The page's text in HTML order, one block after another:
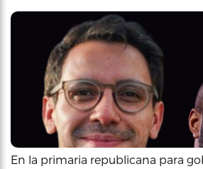
En la primaria republicana para